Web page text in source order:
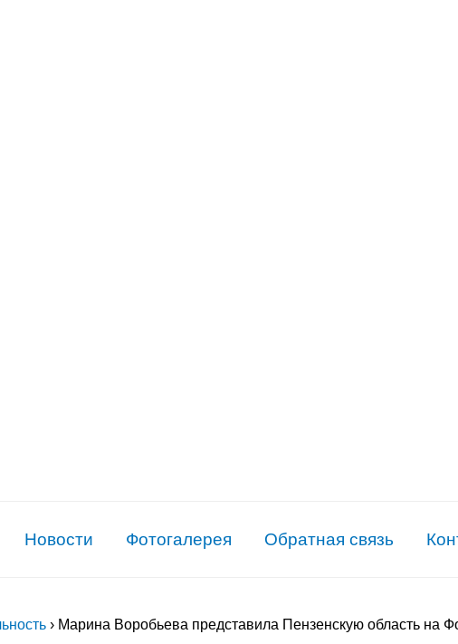
Новости Фотогалерея Обратная связь
› Марина Воробьева представила Пензенскую область на